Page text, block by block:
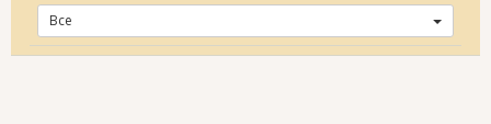
Все